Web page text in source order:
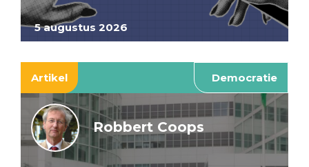
5 augustus 2026
Artikel Democratie
Robbert Coops